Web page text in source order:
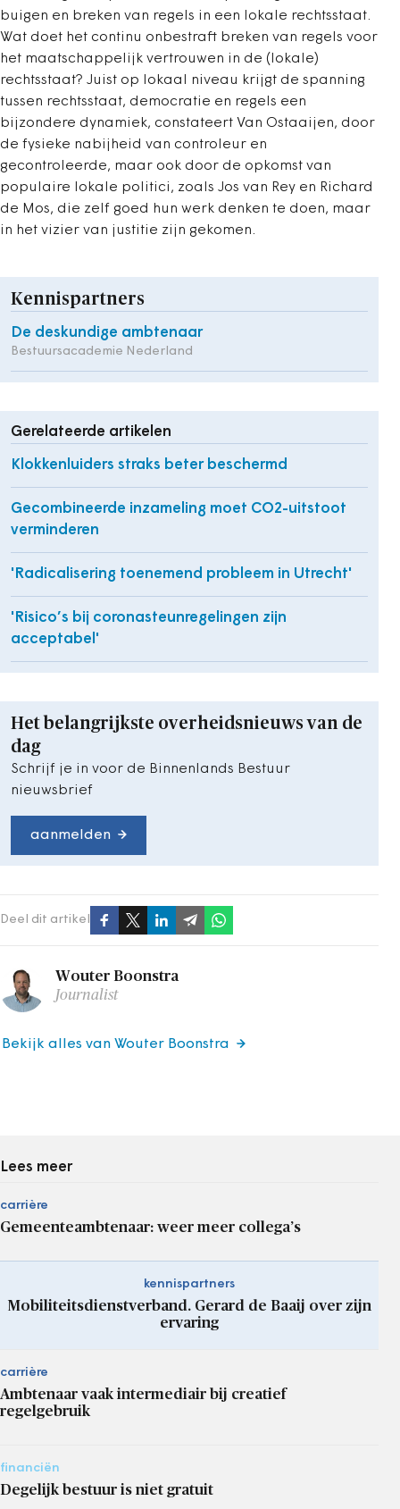
buigen en breken van regels in een lokale rechtsstaat.
Wat doet het continu onbestraft breken van regels voor
het maatschappelijk vertrouwen in de (lokale)
rechtsstaat? Juist op lokaal niveau krijgt de spanning
tussen rechtsstaat, democratie en regels een
bijzondere dynamiek, constateert Van Ostaaijen, door
de fysieke nabijheid van controleur en
gecontroleerde, maar ook door de opkomst van
populaire lokale politici, zoals Jos van Rey en Richard
de Mos, die zelf goed hun werk denken te doen, maar
in het vizier van justitie zijn gekomen.
Kennispartners
De deskundige ambtenaar
Bestuursacademie Nederland
Gerelateerde artikelen
Klokkenluiders straks beter beschermd
Gecombineerde inzameling moet CO2-uitstoot
verminderen
'Radicalisering toenemend probleem in Utrecht'
'Risico’s bij coronasteunregelingen zijn
acceptabel'
Het belangrijkste overheidsnieuws van de
dag
Schrijf je in voor de Binnenlands Bestuur
nieuwsbrief
aanmelden
Deel dit artikel
Wouter Boonstra
Journalist
Bekijk alles van Wouter Boonstra
Lees meer
carrière
Gemeenteambtenaar: weer meer collega’s
kennispartners
Mobiliteitsdienstverband. Gerard de Baaij over zijn
ervaring
carrière
Ambtenaar vaak intermediair bij creatief
regelgebruik
financiën
Degelijk bestuur is niet gratuit